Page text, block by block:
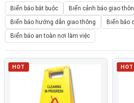
Biển báo bắt buộc
Biển cảnh báo giao
Biển báo hướng dẫn giao thông
Biển báo
Biển báo an toàn nơi làm việc
HOT HOT